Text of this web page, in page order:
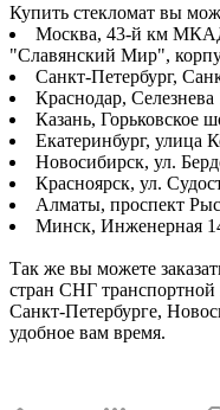
Купить стекломат вы
Москва, 43-й км
"Славянский Мир",
Санкт-Петербург,
Краснодар, Селезнева
Казань, Горьковское
Екатеринбург, улица
Новосибирск, ул.
Красноярск, ул.
Алматы, проспект
Минск, Инженерная
Так же вы можете
стран СНГ
Санкт-Петербурге,
удобное вам время.